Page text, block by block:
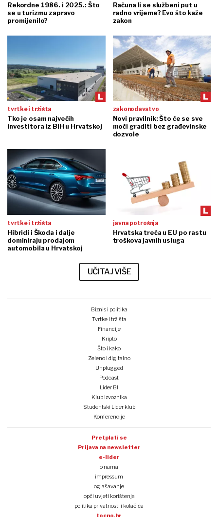
Rekordne 1986. i 2025.: Što
se u turizmu zapravo
promijenilo?
Računa li se službeni put u
radno vrijeme? Evo što kaže
zakon
tvrtke i tržišta
Tko je osam najvećih
investitora iz BiH u Hrvatskoj
zakonodavstvo
Novi pravilnik: Što će se sve
moći graditi bez građevinske
dozvole
tvrtke i tržišta
Hibridi i Škoda i dalje
dominiraju prodajom
automobila u Hrvatskoj
javna potrošnja
Hrvatska treća u EU po rastu
troškova javnih usluga
UČITAJ VIŠE
Biznis i politika
Tvrtke i tržišta
Financije
Kripto
Što i kako
Zeleno i digitalno
Unplugged
Podcast
Lider BI
Klub izvoznika
Studentski Lider klub
Konferencije
Pretplati se
Prijava na newsletter
e-lider
o nama
impressum
oglašavanje
opći uvjeti korištenja
politika privatnosti i kolačića
tocno.hr